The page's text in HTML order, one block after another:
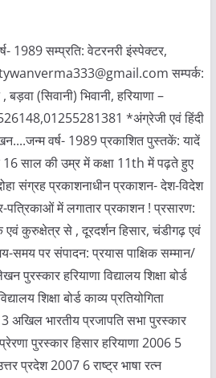
1989 सम्प्रति: वेटरनरी इंस्पेक्टर,
सम्पर्क:
(सिवानी) भिवानी, हरियाणा –
*अंग्रेजी एवं हिंदी
वर्ष- 1989 प्रकाशित पुस्तकें: यादें
साल की उम्र में कक्षा 11th में पढ़ते हुए
संग्रह प्रकाशनाधीन प्रकाशन- देश-विदेश
पत्रिकाओं में लगातार प्रकाशन ! प्रसारण:
कुरुक्षेत्र से , दूरदर्शन हिसार, चंडीगढ़ एवं
समय पर संपादन: प्रयास पाक्षिक सम्मान/
पुरस्कार हरियाणा विद्यालय शिक्षा बोर्ड
शिक्षा बोर्ड काव्य प्रतियोगिता
अखिल भारतीय प्रजापति सभा पुरस्कार
पुरस्कार हिसार हरियाणा 2006 5
प्रदेश 2007 6 राष्ट्र भाषा रत्न